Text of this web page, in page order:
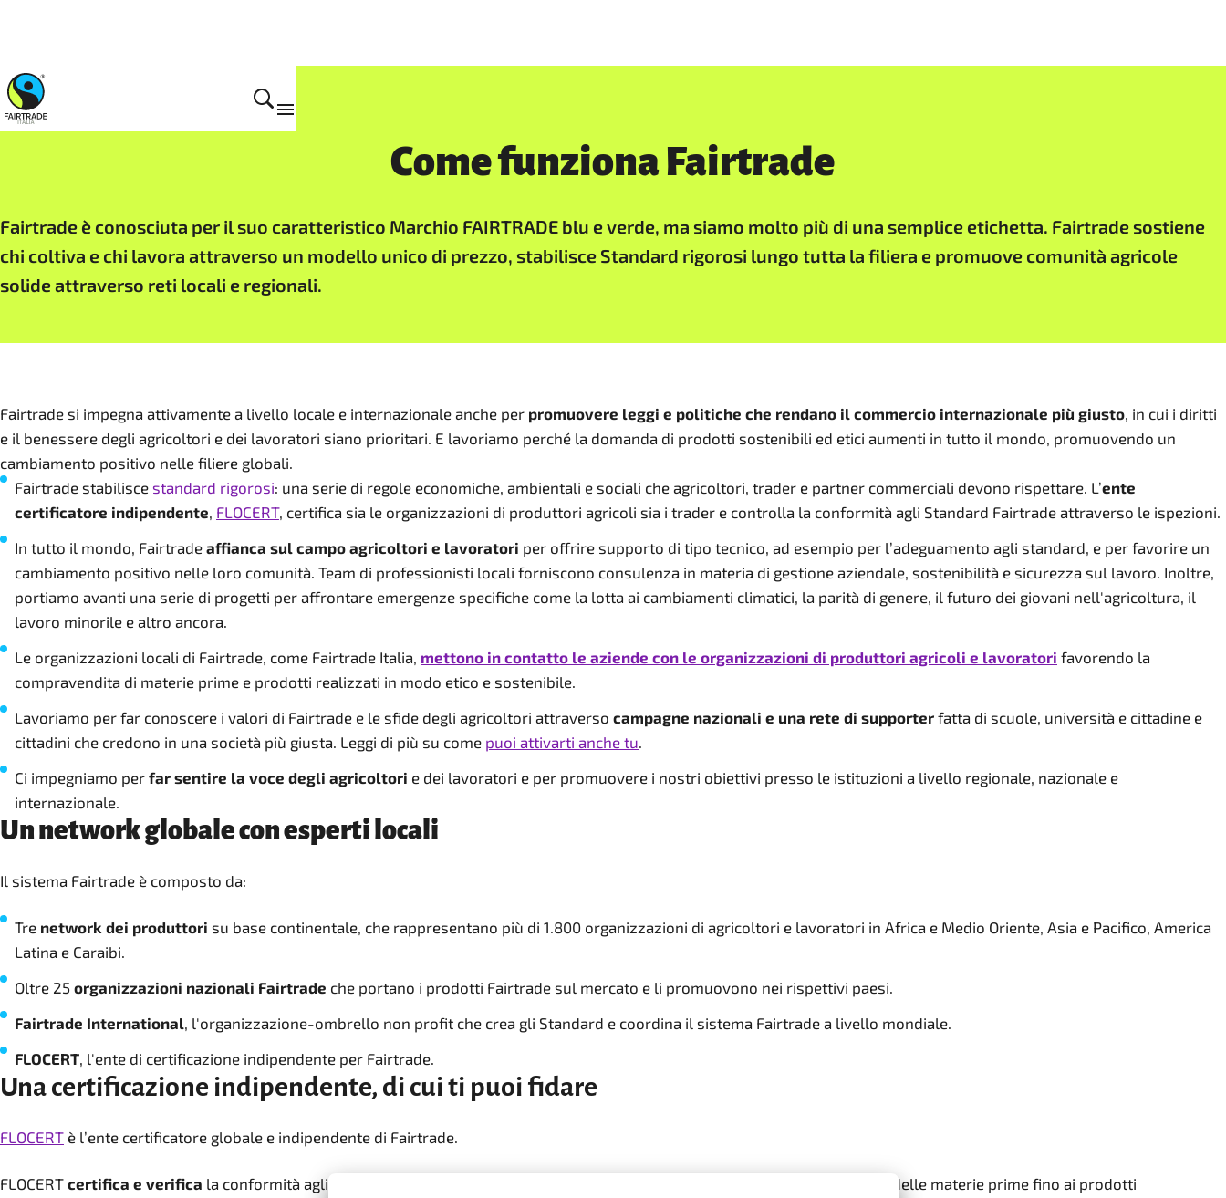
Cosa facciamo
Come funziona Fairtrade
Fairtrade è conosciuta per il suo caratteristico Marchio FAIRTRADE blu e verde, ma siamo molto più di una semplice etichetta. Fairtrade sostiene
chi coltiva e chi lavora attraverso un modello unico di prezzo, stabilisce Standard rigorosi lungo tutta la filiera e promuove comunità agricole
solide attraverso reti locali e regionali.
Fairtrade si impegna attivamente a livello locale e internazionale anche per promuovere leggi e politiche che rendano il commercio internazionale più giusto, in cui i diritti
e il benessere degli agricoltori e dei lavoratori siano prioritari. E lavoriamo perché la domanda di prodotti sostenibili ed etici aumenti in tutto il mondo, promuovendo un
cambiamento positivo nelle filiere globali.
Fairtrade stabilisce standard rigorosi: una serie di regole economiche, ambientali e sociali che agricoltori, trader e partner commerciali devono rispettare. L’ente
certificatore indipendente, FLOCERT, certifica sia le organizzazioni di produttori agricoli sia i trader e controlla la conformità agli Standard Fairtrade attraverso le ispezioni.
In tutto il mondo, Fairtrade affianca sul campo agricoltori e lavoratori per offrire supporto di tipo tecnico, ad esempio per l’adeguamento agli standard, e per favorire un
cambiamento positivo nelle loro comunità. Team di professionisti locali forniscono consulenza in materia di gestione aziendale, sostenibilità e sicurezza sul lavoro. Inoltre,
portiamo avanti una serie di progetti per affrontare emergenze specifiche come la lotta ai cambiamenti climatici, la parità di genere, il futuro dei giovani nell'agricoltura, il
lavoro minorile e altro ancora.
Le organizzazioni locali di Fairtrade, come Fairtrade Italia, mettono in contatto le aziende con le organizzazioni di produttori agricoli e lavoratori favorendo la
compravendita di materie prime e prodotti realizzati in modo etico e sostenibile.
Lavoriamo per far conoscere i valori di Fairtrade e le sfide degli agricoltori attraverso campagne nazionali e una rete di supporter fatta di scuole, università e cittadine e
cittadini che credono in una società più giusta. Leggi di più su come puoi attivarti anche tu.
Ci impegniamo per far sentire la voce degli agricoltori e dei lavoratori e per promuovere i nostri obiettivi presso le istituzioni a livello regionale, nazionale e
internazionale.
Un network globale con esperti locali
Il sistema Fairtrade è composto da:
Tre network dei produttori su base continentale, che rappresentano più di 1.800 organizzazioni di agricoltori e lavoratori in Africa e Medio Oriente, Asia e Pacifico, America
Latina e Caraibi.
Oltre 25 organizzazioni nazionali Fairtrade che portano i prodotti Fairtrade sul mercato e li promuovono nei rispettivi paesi.
Fairtrade International, l'organizzazione-ombrello non profit che crea gli Standard e coordina il sistema Fairtrade a livello mondiale.
FLOCERT, l'ente di certificazione indipendente per Fairtrade.
Una certificazione indipendente, di cui ti puoi fidare
FLOCERT è l’ente certificatore globale e indipendente di Fairtrade.
FLOCERT certifica e verifica la conformità agli Standard Fairtrade dell'intera filiera produttiva. Dalla coltivazione e produzione delle materie prime fino ai prodotti